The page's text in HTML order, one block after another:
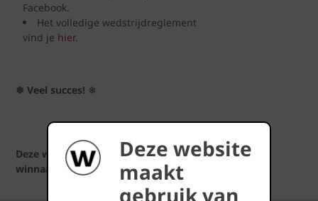
Deze website
maakt
gebruik van
Facebook.
Het volledige wedstrijdreglement
vind je hier.
❄ Veel succes! ❄
Deze wedstrijd is afgelopen. De
winnaars werden gecontacteerd.